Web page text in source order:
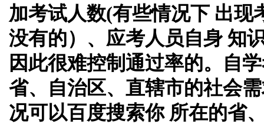
加考试人数(有些情况下 出现
没有的）、应考人员自身 知
因此很难控制通过率的。自
省、自治区、直辖市的社会
况可以百度搜索你 所在的省